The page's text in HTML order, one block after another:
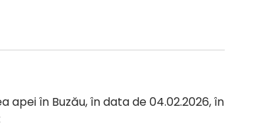
în Buzău, în data de 04.02.2026, în